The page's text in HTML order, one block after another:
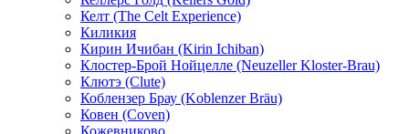
Келт (The Celt Experience)
Киликия
Кирин Ичибан (Kirin Ichiban)
Клостер-Брой Нойцелле (Neuzeller Kloster-Brau)
Клютэ (Clute)
Коблензер Брау (Koblenzer Bräu)
Ковен (Coven)
Кожевниково